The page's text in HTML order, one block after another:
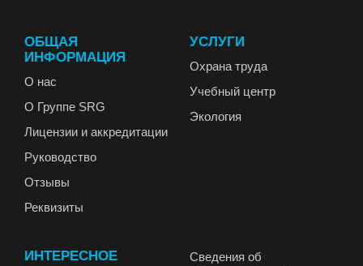
ОБЩАЯ
ИНФОРМАЦИЯ
О нас
О Группе SRG
Лицензии и аккредитации
Руководство
Отзывы
Реквизиты
УСЛУГИ
Охрана труда
Учебный центр
Экология
ИНТЕРЕСНОЕ
Сведения об